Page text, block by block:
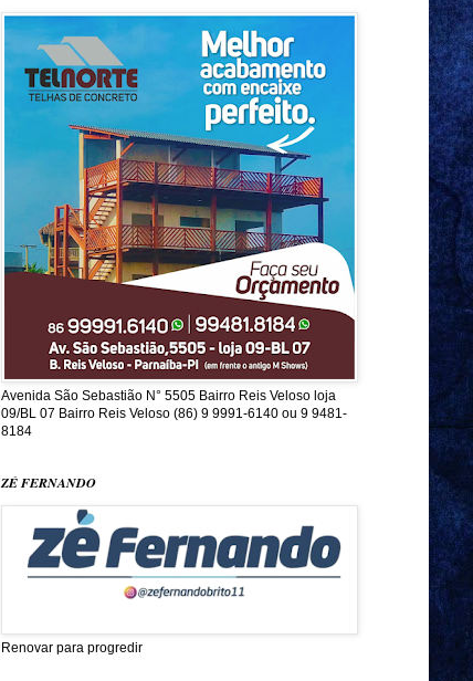
Avenida São Sebastião N° 5505 Bairro Reis Veloso loja
09/BL 07 Bairro Reis Veloso (86) 9 9991-6140 ou 9 9481-
8184
ZÉ FERNANDO
Renovar para progredir